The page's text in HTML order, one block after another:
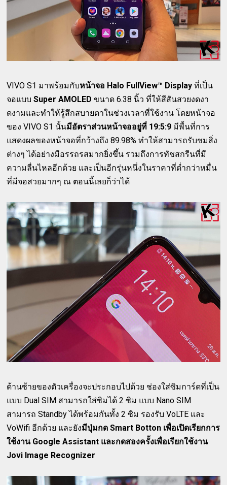
VIVO S1 มาพร้อมกับหน้าจอ Halo FullView™ Displayที่เป็น
จอแบบSuper AMOLED ขนาด 6.38 นิ้ว ที่ให้สีสันสวยงดงา
ดงามและทำให้รู้สึกสบายตาในช่วงเวลาที่ใช้งาน โดยหน้าจอ
ของ VIVO S1 นั้นมีอัตราส่วนหน้าจออยู่ที่ 19:5:9 มีพื้นที่การ
แสดงผลของหน้าจอที่กว้างถึง 89.98% ทำให้สามารถรับชมสิ่ง
ต่างๆ ได้อย่างมีอรรถรสมากยิ่งขึ้น รวมถึงการทัชสกรีนที่มี
ความลื่นไหลอีกด้วย และเป็นอีกรุ่นหนึ่งในราคาที่ต่ำกว่าหมื่น
ที่มีจอสวยมากๆ ณ ตอนนี้เลยก็ว่าได้
ด้านซ้ายของตัวเครื่องจะประกอบไปด้วย ช่องใส่ซิมการ์ดที่เป็น
แบบ Dual SIM สามารถใส่ซิมได้ 2 ซิม แบบ Nano SIM
สามารถ Standby ได้พร้อมกันทั้ง 2 ซิม รองรับ VoLTE และ
VoWifi อีกด้วย และยังมีปุ่มกด Smart Botton เพื่อเปิดเรียกการ
ใช้งาน Google Assistant และกดสองครั้งเพื่อเรียกใช้งาน
Jovi Image Recognizer